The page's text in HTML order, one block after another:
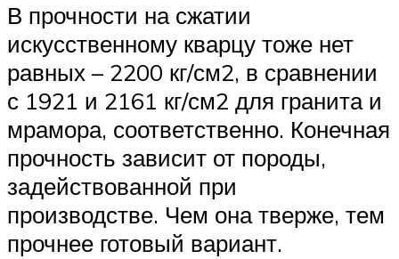
В прочности на сжатии
искусственному кварцу тоже нет
равных – 2200 кг/см2, в сравнении
с 1921 и 2161 кг/см2 для гранита и
мрамора, соответственно. Конечная
прочность зависит от породы,
задействованной при
производстве. Чем она тверже, тем
прочнее готовый вариант.